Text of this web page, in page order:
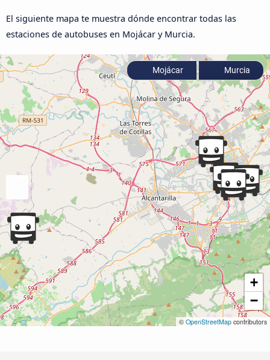
El siguiente mapa te muestra dónde encontrar todas las
estaciones de autobuses en Mojácar y Murcia.
+
−
© OpenStreetMap contributors
Mojácar Murcia